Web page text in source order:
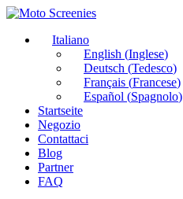
Italiano
English (Inglese)
Deutsch (Tedesco)
Français (Francese)
Español (Spagnolo)
Startseite
Negozio
Contattaci
Blog
Partner
FAQ